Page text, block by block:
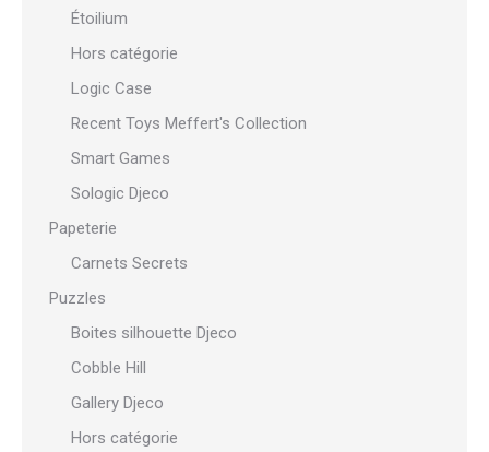
Étoilium
Hors catégorie
Logic Case
Recent Toys Meffert's Collection
Smart Games
Sologic Djeco
Papeterie
Carnets Secrets
Puzzles
Boites silhouette Djeco
Cobble Hill
Gallery Djeco
Hors catégorie